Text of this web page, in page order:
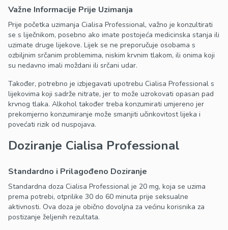
Važne Informacije Prije Uzimanja
Prije početka uzimanja Cialisa Professional, važno je konzultirati
se s liječnikom, posebno ako imate postojeća medicinska stanja ili
uzimate druge lijekove. Lijek se ne preporučuje osobama s
ozbiljnim srčanim problemima, niskim krvnim tlakom, ili onima koji
su nedavno imali moždani ili srčani udar.
Također, potrebno je izbjegavati upotrebu Cialisa Professional s
lijekovima koji sadrže nitrate, jer to može uzrokovati opasan pad
krvnog tlaka. Alkohol također treba konzumirati umjereno jer
prekomjerno konzumiranje može smanjiti učinkovitost lijeka i
povećati rizik od nuspojava.
Doziranje Cialisa Professional
Standardno i Prilagođeno Doziranje
Standardna doza Cialisa Professional je 20 mg, koja se uzima
prema potrebi, otprilike 30 do 60 minuta prije seksualne
aktivnosti. Ova doza je obično dovoljna za većinu korisnika za
postizanje željenih rezultata.